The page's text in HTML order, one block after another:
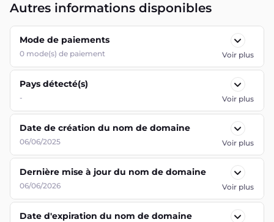
Autres informations disponibles
Mode de paiements
0 mode(s) de paiement Voir plus
Pays détecté(s)
- Voir plus
Date de création du nom de domaine
06/06/2025 Voir plus
Dernière mise à jour du nom de domaine
06/06/2026 Voir plus
Date d'expiration du nom de domaine